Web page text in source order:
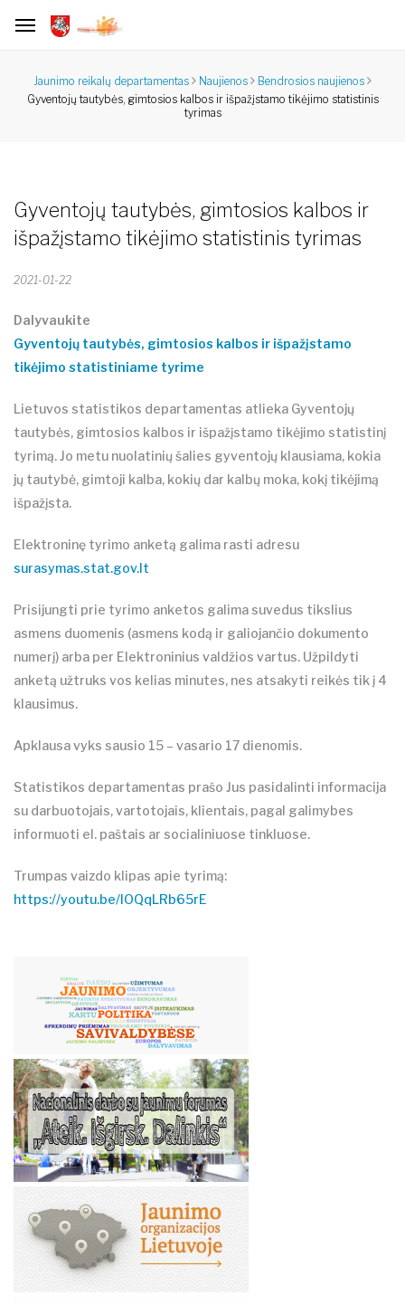
Jaunimo reikalų departamentas Naujienos
Bendrosios naujienos
Gyventojų tautybės, gimtosios kalbos ir išpažįstamo tikėjimo statistinis
tyrimas
Gyventojų tautybės, gimtosios kalbos ir
išpažįstamo tikėjimo statistinis tyrimas
2021-01-22
Dalyvaukite
Gyventojų tautybės, gimtosios kalbos ir išpažįstamo
tikėjimo statistiniame tyrime
Lietuvos statistikos departamentas atlieka Gyventojų
tautybės, gimtosios kalbos ir išpažįstamo tikėjimo statistinį
tyrimą. Jo metu nuolatinių šalies gyventojų klausiama, kokia
jų tautybė, gimtoji kalba, kokių dar kalbų moka, kokį tikėjimą
išpažįsta.
Elektroninę tyrimo anketą galima rasti adresu
surasymas.stat.gov.lt
Prisijungti prie tyrimo anketos galima suvedus tikslius
asmens duomenis (asmens kodą ir galiojančio dokumento
numerį) arba per Elektroninius valdžios vartus. Užpildyti
anketą užtruks vos kelias minutes, nes atsakyti reikės tik į 4
klausimus.
Apklausa vyks sausio 15 – vasario 17 dienomis.
Statistikos departamentas prašo Jus pasidalinti informacija
su darbuotojais, vartotojais, klientais, pagal galimybes
informuoti el. paštais ar socialiniuose tinkluose.
Trumpas vaizdo klipas apie tyrimą:
https://youtu.be/lOQqLRb65rE